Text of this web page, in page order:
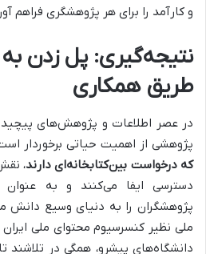
و کارآمد را برای هر پژوهشگری فراهم
نتیجه‌گیری: پل زدن
طریق همکاری
در عصر اطلاعات و پژوهش‌های
پژوهشی از اهمیت حیاتی برخوردار
که درخواست بین‌کتابخانه‌ای دارند،
دسترسی ایفا می‌کنند و به
پژوهشگران را به دنیای وسیع دانش
ملی نظیر کنسرسیوم محتوای ملی ایران
دانشگاه‌های پیشرو، همگی در تلاشند